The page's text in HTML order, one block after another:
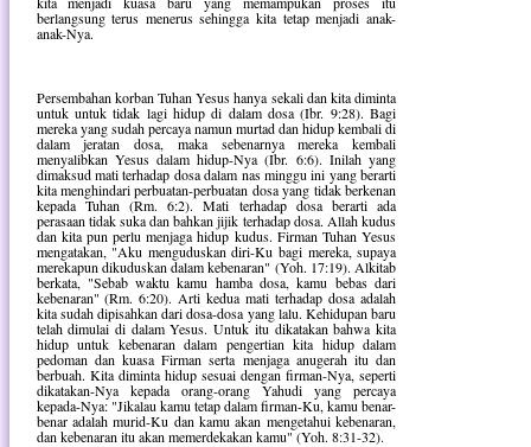
berlangsung terus menerus sehingga kita tetap menjadi anak-
anak-Nya.
Persembahan korban Tuhan Yesus hanya sekali dan kita diminta
untuk untuk tidak lagi hidup di dalam dosa (Ibr. 9:28). Bagi
mereka yang sudah percaya namun murtad dan hidup kembali di
dalam jeratan dosa, maka sebenarnya mereka kembali
menyalibkan Yesus dalam hidup-Nya (Ibr. 6:6). Inilah yang
dimaksud mati terhadap dosa dalam nas minggu ini yang berarti
kita menghindari perbuatan-perbuatan dosa yang tidak berkenan
kepada Tuhan (Rm. 6:2). Mati terhadap dosa berarti ada
perasaan tidak suka dan bahkan jijik terhadap dosa. Allah kudus
dan kita pun perlu menjaga hidup kudus. Firman Tuhan Yesus
mengatakan, "Aku menguduskan diri-Ku bagi mereka, supaya
merekapun dikuduskan dalam kebenaran" (Yoh. 17:19). Alkitab
berkata, "Sebab waktu kamu hamba dosa, kamu bebas dari
kebenaran" (Rm. 6:20). Arti kedua mati terhadap dosa adalah
kita sudah dipisahkan dari dosa-dosa yang lalu. Kehidupan baru
telah dimulai di dalam Yesus. Untuk itu dikatakan bahwa kita
hidup untuk kebenaran dalam pengertian kita hidup dalam
pedoman dan kuasa Firman serta menjaga anugerah itu dan
berbuah. Kita diminta hidup sesuai dengan firman-Nya, seperti
dikatakan-Nya kepada orang-orang Yahudi yang percaya
kepada-Nya: "Jikalau kamu tetap dalam firman-Ku, kamu benar-
benar adalah murid-Ku dan kamu akan mengetahui kebenaran,
dan kebenaran itu akan memerdekakan kamu" (Yoh. 8:31-32).